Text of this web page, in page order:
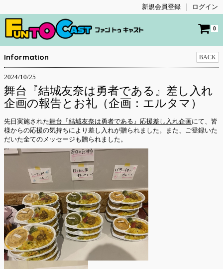
新規会員登録 ログイン
0
Information BACK
2024/10/25
舞台『結城友奈は勇者である』差し入れ
企画の報告とお礼（企画：エルタマ）
先日実施された舞台『結城友奈は勇者である』応援差し入れ企画にて、皆
様からの応援の気持ちにより差し入れが贈られました。また、ご登録いた
だいた全てのメッセージも贈られました。